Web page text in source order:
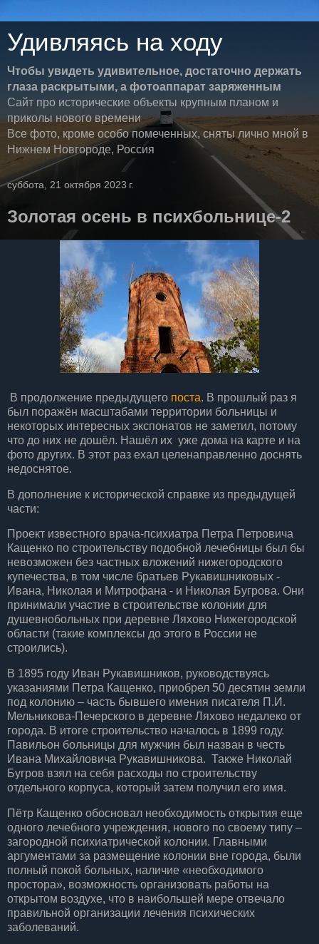
Удивляясь на ходу
Чтобы увидеть удивительное, достаточно держать
глаза раскрытыми, а фотоаппарат заряженным
Сайт про исторические объекты крупным планом и
приколы нового времени
Все фото, кроме особо помеченных, сняты лично мной в
Нижнем Новгороде, Россия
суббота, 21 октября 2023 г.
Золотая осень в психбольнице-2
В продолжение предыдущего поста. В прошлый раз я
был поражён масштабами территории больницы и
некоторых интересных экспонатов не заметил, потому
что до них не дошёл. Нашёл их уже дома на карте и на
фото других. В этот раз ехал целенаправленно доснять
недоснятое.
В дополнение к исторической справке из предыдущей
части:
Проект известного врача-психиатра Петра Петровича
Кащенко по строительству подобной лечебницы был бы
невозможен без частных вложений нижегородского
купечества, в том числе братьев Рукавишниковых -
Ивана, Николая и Митрофана - и Николая Бугрова. Они
принимали участие в строительстве колонии для
душевнобольных при деревне Ляхово Нижегородской
области (такие комплексы до этого в России не
строились).
В 1895 году Иван Рукавишников, руководствуясь
указаниями Петра Кащенко, приобрел 50 десятин земли
под колонию – часть бывшего имения писателя П.И.
Мельникова-Печерского в деревне Ляхово недалеко от
города. В итоге строительство началось в 1899 году.
Павильон больницы для мужчин был назван в честь
Ивана Михайловича Рукавишникова. Также Николай
Бугров взял на себя расходы по строительству
отдельного корпуса, который затем получил его имя.
Пётр Кащенко обосновал необходимость открытия еще
одного лечебного учреждения, нового по своему типу –
загородной психиатрической колонии. Главными
аргументами за размещение колонии вне города, были
полный покой больных, наличие «необходимого
простора», возможность организовать работы на
открытом воздухе, что в наибольшей мере отвечало
правильной организации лечения психических
заболеваний.